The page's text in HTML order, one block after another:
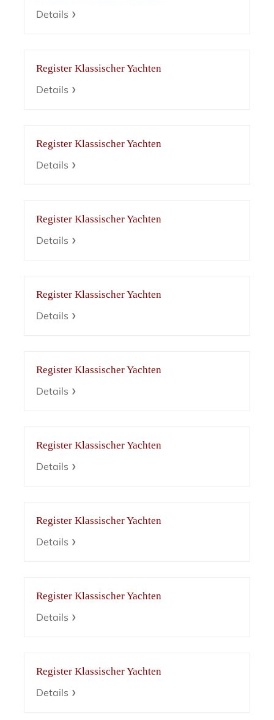
Details
Register Klassischer Yachten
Details
Register Klassischer Yachten
Details
Register Klassischer Yachten
Details
Register Klassischer Yachten
Details
Register Klassischer Yachten
Details
Register Klassischer Yachten
Details
Register Klassischer Yachten
Details
Register Klassischer Yachten
Details
Register Klassischer Yachten
Details